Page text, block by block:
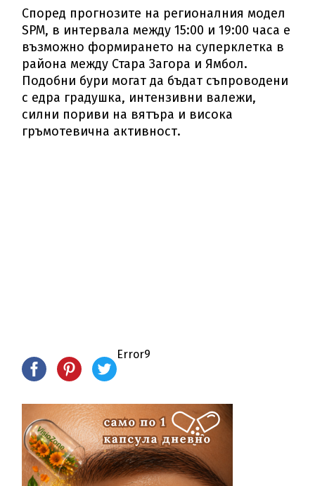
Според прогнозите на регионалния модел
SPM, в интервала между 15:00 и 19:00 часа е
възможно формирането на суперклетка в
района между Стара Загора и Ямбол.
Подобни бури могат да бъдат съпроводени
с едра градушка, интензивни валежи,
силни пориви на вятъра и висока
гръмотевична активност.
Error9